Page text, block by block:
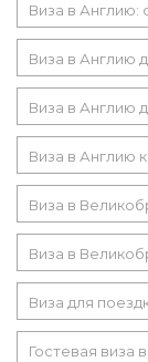
Виза в
Виза в Англию
Виза в Англию
Виза в Англию
Виза в
Виза в
Виза для
Гостевая виза